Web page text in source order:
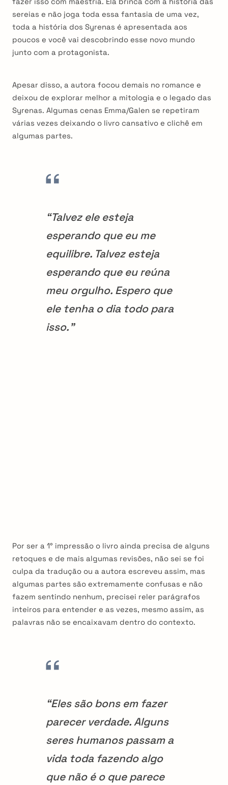
sereias e não joga toda essa fantasia de uma vez,
toda a história dos Syrenas é apresentada aos
poucos e você vai descobrindo esse novo mundo
junto com a protagonista.
Apesar disso, a autora focou demais no romance e
deixou de explorar melhor a mitologia e o legado das
Syrenas. Algumas cenas Emma/Galen se repetiram
várias vezes deixando o livro cansativo e clichê em
algumas partes.
“Talvez ele esteja
esperando que eu me
equilibre. Talvez esteja
esperando que eu reúna
meu orgulho. Espero que
ele tenha o dia todo para
isso.”
Por ser a 1° impressão o livro ainda precisa de alguns
retoques e de mais algumas revisões, não sei se foi
culpa da tradução ou a autora escreveu assim, mas
algumas partes são extremamente confusas e não
fazem sentindo nenhum, precisei reler parágrafos
inteiros para entender e as vezes, mesmo assim, as
palavras não se encaixavam dentro do contexto.
“Eles são bons em fazer
parecer verdade. Alguns
seres humanos passam a
vida toda fazendo algo
que não é o que parece